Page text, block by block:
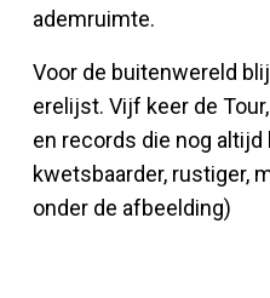
ademruimte.
Voor de buitenwereld
erelijst. Vijf keer de
en records die nog
kwetsbaarder, rustiger,
onder de afbeelding)